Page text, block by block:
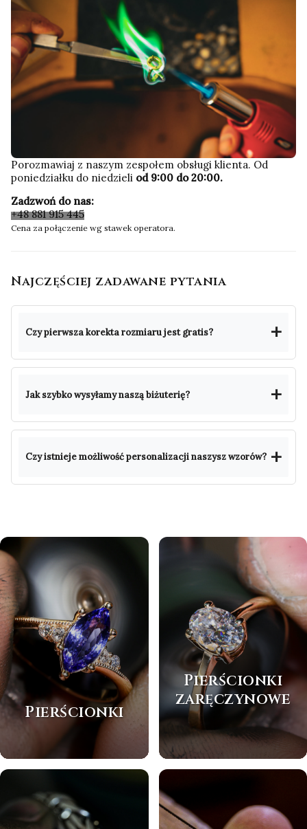
Porozmawiaj z naszym zespołem obsługi klienta. Od
poniedziałku do niedzieli od 9:00 do 20:00.
Zadzwoń do nas:
+48 881 915 445
Cena za połączenie wg stawek operatora.
Najczęściej zadawane pytania
Czy pierwsza korekta rozmiaru jest gratis?
Jak szybko wysyłamy naszą biżuterię?
Czy istnieje możliwość personalizacji naszysz wzorów?
Pierścionki
Pierścionki
zaręczynowe